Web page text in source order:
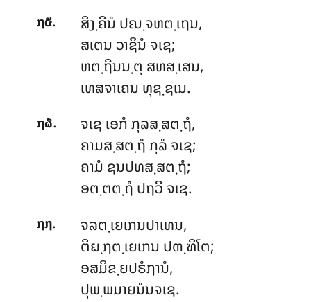
໗໕.
ສິງ຺ຄີນໍ ປຎ຺ຈຫຕ຺ເຖນ,
ສເຕນ ວາຊິນໍ ຈເຊ;
ຫຕ຺ຖີນນ຺ຕຸ ສຫສ຺ເສນ,
ເທສຈາເຄນ ທຸຊ຺ຊເນ.
໗໖. ຈເຊ ເອກໍ ກຸລສ຺ສຕ຺ຖໍ,
ຄາມສ຺ສຕ຺ຖໍ ກຸລໍ ຈເຊ;
ຄາມໍ ຊນປທສ຺ສຕ຺ຖໍ;
ອຕ຺ຕຕ຺ຖໍ ປຖວີ ຈເຊ.
໗໗.
ຈລຕ຺ເຍເກນປາເທນ,
ຕິຏ຺ຐຕ຺ເຍເກນ ປຓ຺ຑິໂຕ;
ອສມິຂ຺ຍປຣໍຐານໍ,
ປຸພ຺ພມາຍນໍນຈເຊ.